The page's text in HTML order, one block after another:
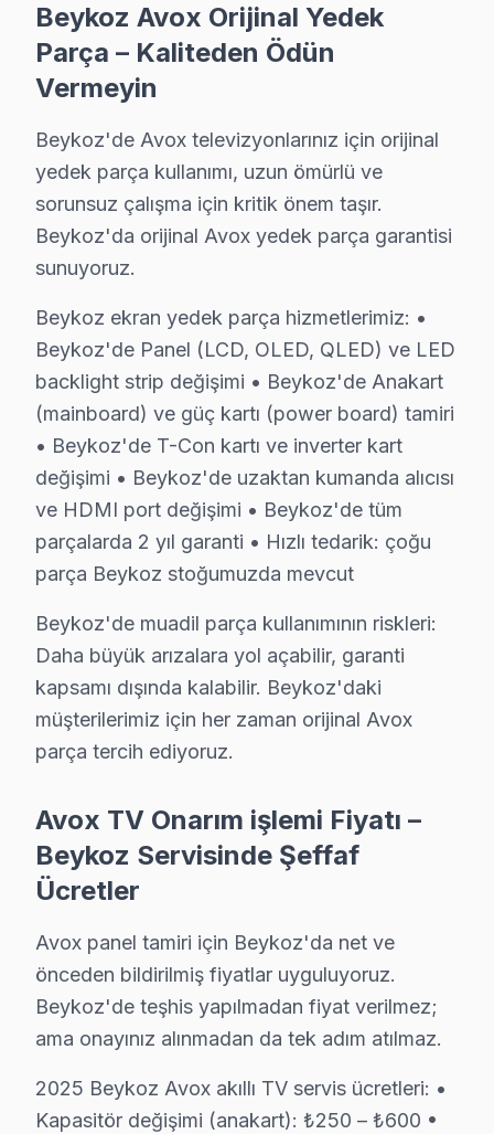
Beykoz'da Avox cihaz tamirinde karşılaşılan
Anakart tamirleri de model serisine bağlı olarak
Yazılım ve firmware işlemleri genellikle daha düşük
Beykoz Müşterilerinin Avox Servis
Bir Beykoz sakini olan Ahmet Bey, Avox
Fabrika Servis’in sağladığı garantili hizmet ve
Beykoz bölgesinde Fabrika onarım’in sağladığı
Beykoz Avox servis - TV Tamiri
Beykoz'da Avox TV'niz mi bozuldu? Fabrika Servis
Aklınızda bulunsun: Avox'ın Reparasyon teknolojisi
Şunu da belirtelim: Arıza tespiti ücretsiz. ikinci görüş
Beykoz Avox TV Kurulum ve Duvar Montaj
Avox televizyonunuz için Beykoz'da profesyonel
Kurulum hizmetlerimiz kapsamında:
• Beykoz'de tek veya çift ekran kurulumu (ev/ofis)
• Beykoz servisimizde duvar tipi braket seçimi ve
• Beykoz'de ses sistemi entegrasyonu (soundbar, ev
• Beykoz servisimizde uydu/kablo alıcısı bağlantısı ve
• Beykoz'de Smart panel uygulama kurulumu ve
Beykoz'da Avox Yıllık Bakım Sözleşmesi –
Avox görüntüleme sistemi'nizin uzun yıllar sorunsuz
Bakım kapsamımız:
• Beykoz'de iç temizlik ve soğutma verimliliği artırımı
• LED şerit ve backlight yoğunluğu kontrolü —
• Beykoz'de anakart SMD komponent incelemesi
• Yazılım ve güncelleme durumu değerlendirmesi —
• Beykoz'de garanti kapsamı ve bakım raporu
Beykoz Avox Orijinal Yedek
Parça – Kaliteden Ödün
Vermeyin
Beykoz'de Avox televizyonlarınız için orijinal
yedek parça kullanımı, uzun ömürlü ve
sorunsuz çalışma için kritik önem taşır.
Beykoz'da orijinal Avox yedek parça garantisi
sunuyoruz.
Beykoz ekran yedek parça hizmetlerimiz: •
Beykoz'de Panel (LCD, OLED, QLED) ve LED
backlight strip değişimi • Beykoz'de Anakart
(mainboard) ve güç kartı (power board) tamiri
• Beykoz'de T-Con kartı ve inverter kart
değişimi • Beykoz'de uzaktan kumanda alıcısı
ve HDMI port değişimi • Beykoz'de tüm
parçalarda 2 yıl garanti • Hızlı tedarik: çoğu
parça Beykoz stoğumuzda mevcut
Beykoz'de muadil parça kullanımının riskleri:
Daha büyük arızalara yol açabilir, garanti
kapsamı dışında kalabilir. Beykoz'daki
müşterilerimiz için her zaman orijinal Avox
parça tercih ediyoruz.
Avox TV Onarım işlemi Fiyatı –
Beykoz Servisinde Şeffaf
Ücretler
Avox panel tamiri için Beykoz'da net ve
önceden bildirilmiş fiyatlar uyguluyoruz.
Beykoz'de teşhis yapılmadan fiyat verilmez;
ama onayınız alınmadan da tek adım atılmaz.
2025 Beykoz Avox akıllı TV servis ücretleri: •
Kapasitör değişimi (anakart): ₺250 – ₺600 •